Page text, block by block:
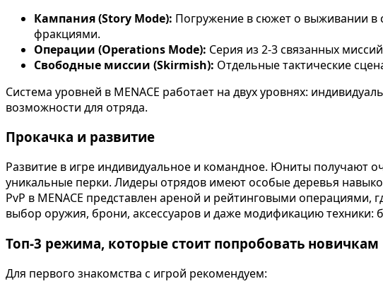
Кампания (Story Mode): Погружение в сюжет о выживании в
фракциями.
Операции (Operations Mode): Серия из 2-3 связанных
Свободные миссии (Skirmish): Отдельные тактические
Система уровней в MENACE работает на двух уровнях:
возможности для отряда.
Прокачка и развитие
Развитие в игре индивидуальное и командное. Юниты получают
уникальные перки. Лидеры отрядов имеют особые деревья
PvP в MENACE представлен ареной и рейтинговыми операциями,
выбор оружия, брони, аксессуаров и даже модификацию техники:
Топ-3 режима, которые стоит попробовать новичкам
Для первого знакомства с игрой рекомендуем: